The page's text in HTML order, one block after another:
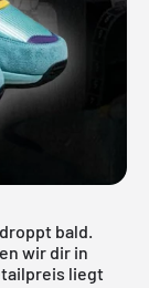
bald.
wir dir in
liegt